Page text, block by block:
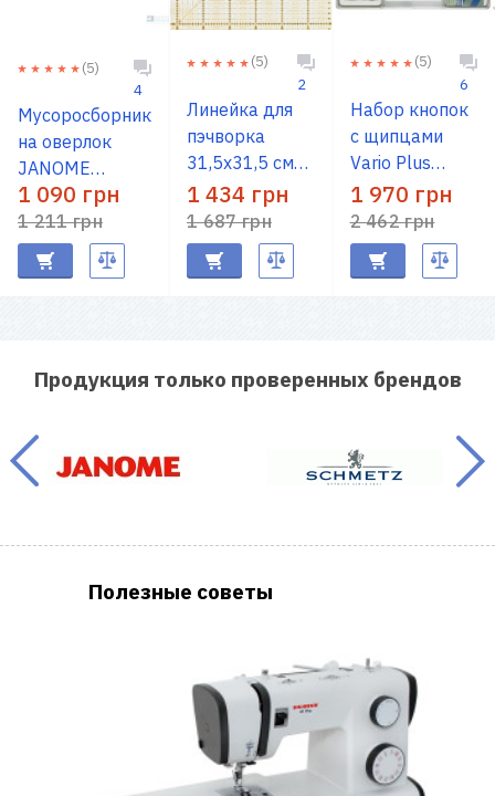
(5)
4
Мусоросборник
на оверлок
JANOME
(202456409)
1 090 грн
1 211 грн
(5)
2
Линейка для
пэчворка
31,5х31,5 см
PRYM 611319
1 434 грн
1 687 грн
(5)
6
Набор кнопок
с щипцами
Vario Plus
PRYM 651420
1 970 грн
2 462 грн
Продукция только проверенных брендов
Полезные советы